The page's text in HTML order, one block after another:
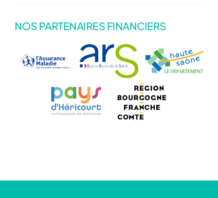
NOS PARTENAIRES FINANCIERS